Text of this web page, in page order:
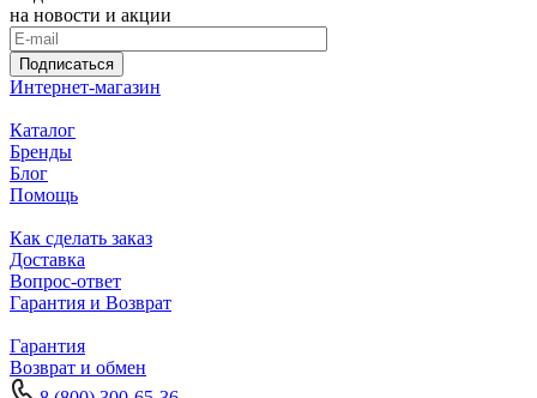
на новости и акции
Подписаться
Интернет-магазин
Каталог
Бренды
Блог
Помощь
Как сделать заказ
Доставка
Вопрос-ответ
Гарантия и Возврат
Гарантия
Возврат и обмен